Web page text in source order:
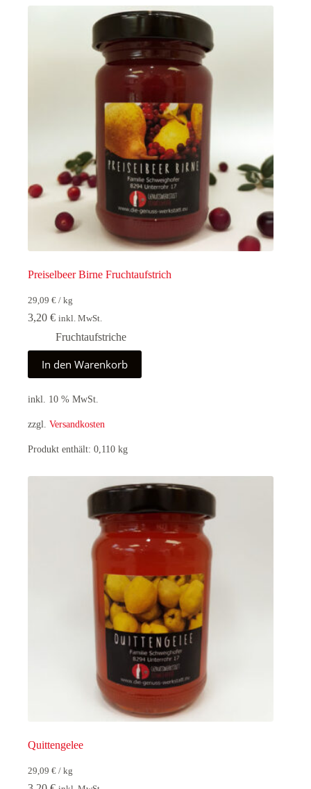
Preiselbeer Birne Fruchtaufstrich
29,09 € / kg
3,20 € inkl. MwSt.
Fruchtaufstriche
In den Warenkorb
inkl. 10 % MwSt.
zzgl. Versandkosten
Produkt enthält: 0,110 kg
Quittengelee
29,09 € / kg